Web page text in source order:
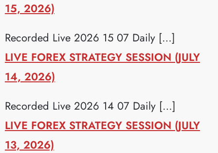
15, 2026)
Recorded Live 2026 15 07 Daily […]
LIVE FOREX STRATEGY SESSION (JULY
14, 2026)
Recorded Live 2026 14 07 Daily […]
LIVE FOREX STRATEGY SESSION (JULY
13, 2026)